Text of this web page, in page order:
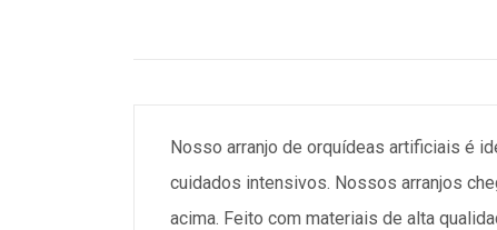
Nosso arranjo de orquídeas artificiais é
cuidados intensivos. Nossos arranjos
acima. Feito com materiais de alta